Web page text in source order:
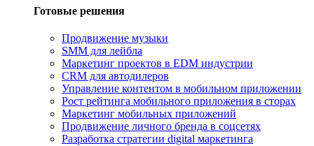
Готовые решения
Продвижение музыки
SMM для лейбла
Маркетинг проектов в EDM индустрии
CRM для автодилеров
Управление контентом в мобильном приложении
Рост рейтинга мобильного приложения в сторах
Маркетинг мобильных приложений
Продвижение личного бренда в соцсетях
Разработка стратегии digital маркетинга